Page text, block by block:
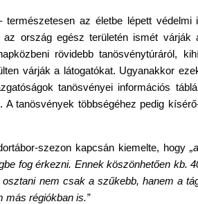
természetesen az életbe lépett
ország egész területén ismét
rövidebb tanösvénytúráról,
várják a látogatókat. Ugyanakkor
tanösvényei információs
A tanösvények többségéhez pedig
szezon kapcsán kiemelte, hogy
fog érkezni. Ennek köszönhetően
nem csak a szűkebb, hanem a
más régiókban is.”